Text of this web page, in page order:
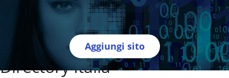
Aggiungi sito
Directory Italia